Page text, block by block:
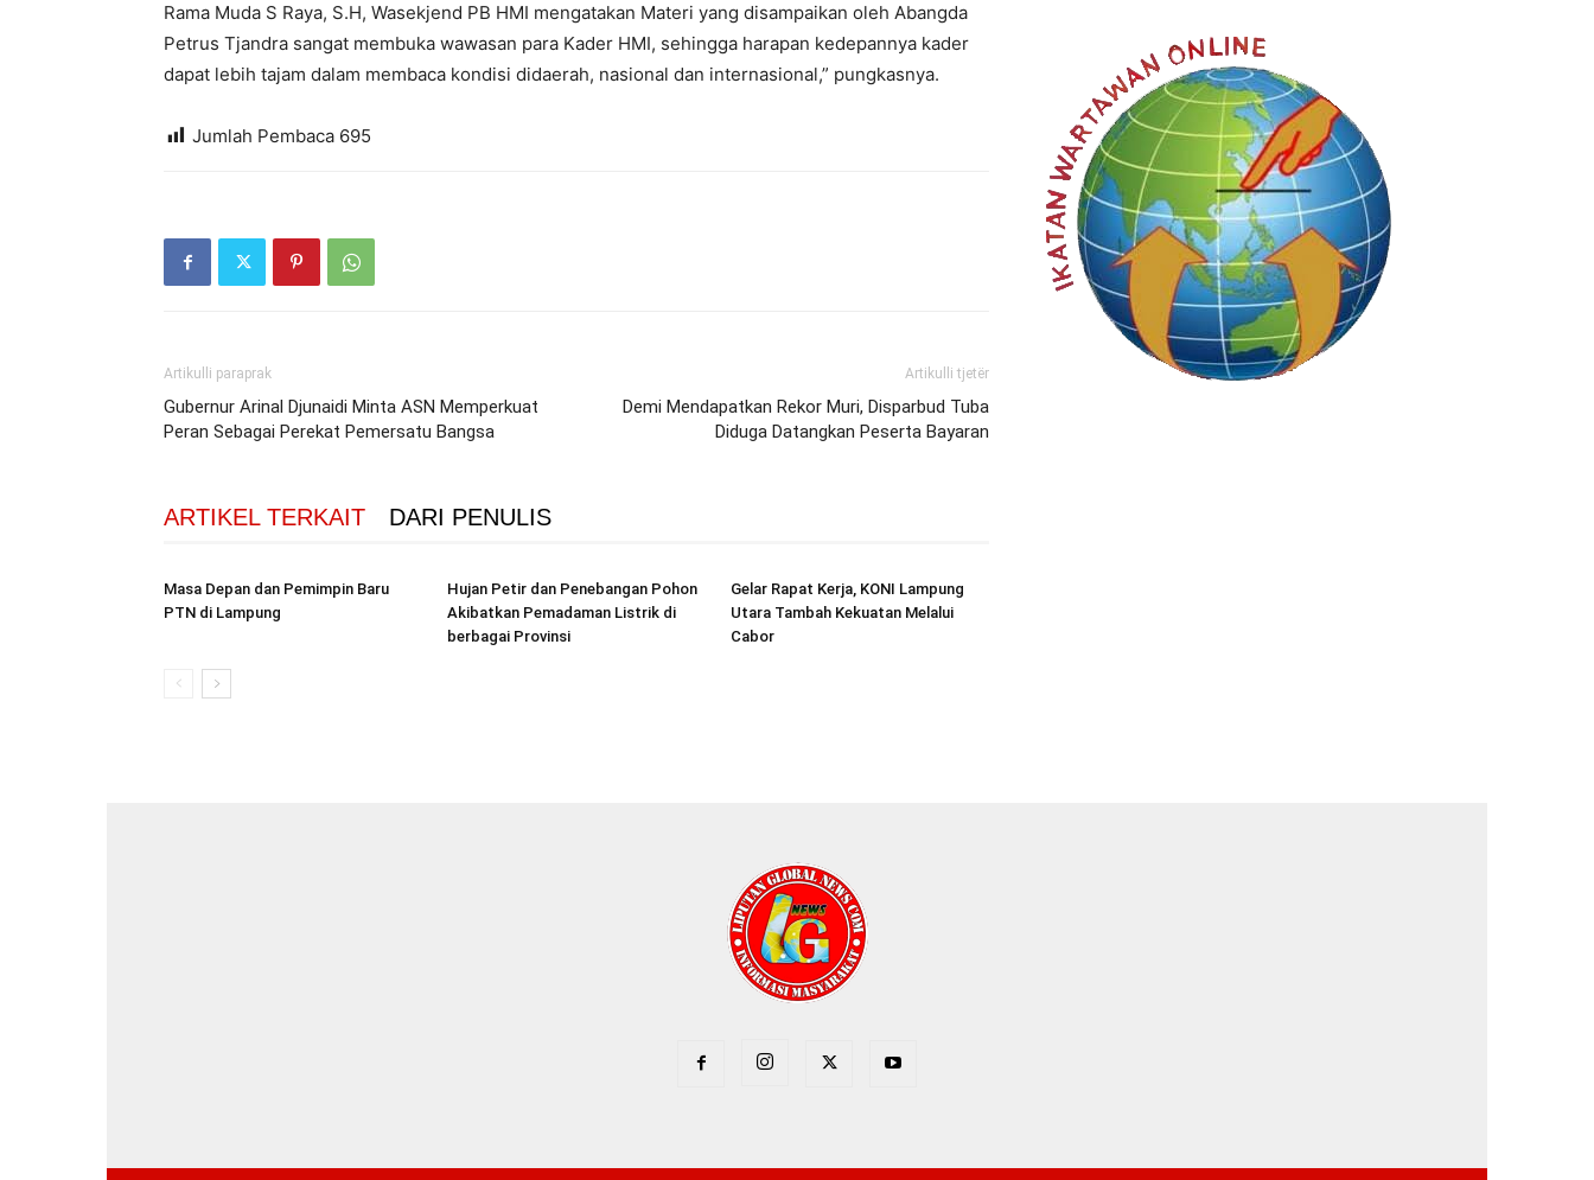
Rama Muda S Raya, S.H, Wasekjend PB HMI mengatakan Materi yang disampaikan oleh Abangda
Petrus Tjandra sangat membuka wawasan para Kader HMI, sehingga harapan kedepannya kader
dapat lebih tajam dalam membaca kondisi didaerah, nasional dan internasional,” pungkasnya.
Jumlah Pembaca 695
Artikulli paraprak
Gubernur Arinal Djunaidi Minta ASN Memperkuat
Peran Sebagai Perekat Pemersatu Bangsa
Artikulli tjetër
Demi Mendapatkan Rekor Muri, Disparbud Tuba
Diduga Datangkan Peserta Bayaran
ARTIKEL TERKAIT DARI PENULIS
Masa Depan dan Pemimpin Baru
PTN di Lampung
Hujan Petir dan Penebangan Pohon
Akibatkan Pemadaman Listrik di
berbagai Provinsi
Gelar Rapat Kerja, KONI Lampung
Utara Tambah Kekuatan Melalui
Cabor